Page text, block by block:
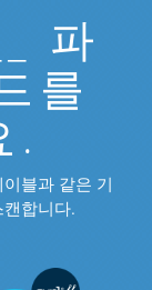
파
를
.
이블과 같은 기
합니다.